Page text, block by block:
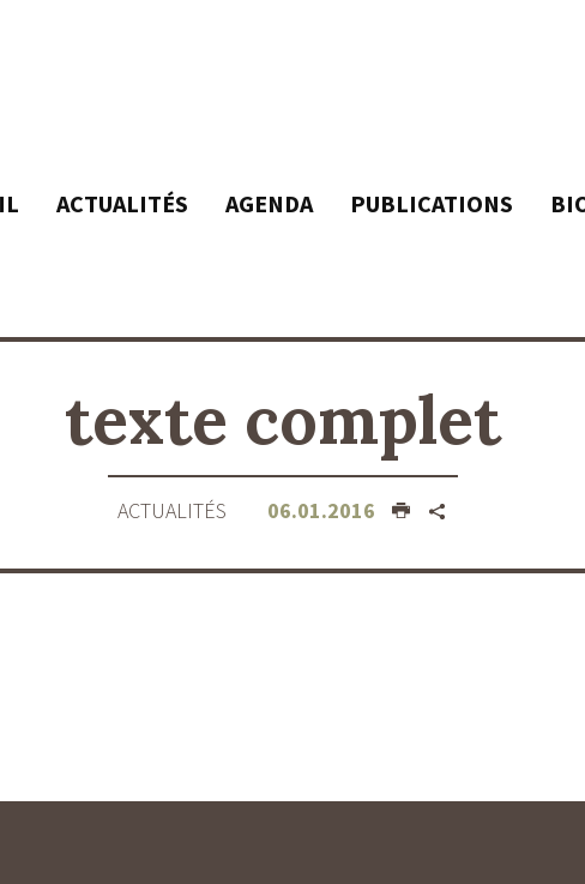
ACTUALITÉS AGENDA PUBLICATIONS
texte complet
ACTUALITÉS 06.01.2016